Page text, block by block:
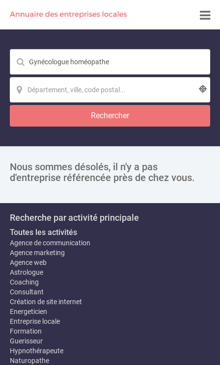
Rechercher
Nous sommes désolés, il n'y a pas
d'entreprise référencée près de chez vous.
Recherche par activité principale
Toutes les activités
Agence de communication
Agence marketing
Agence web
Astrologue
Coaching
Consultant
Création de site internet
Energeticien
Entreprise locale
Formation
Guerisseur
Hypnothérapeute
Naturopathe